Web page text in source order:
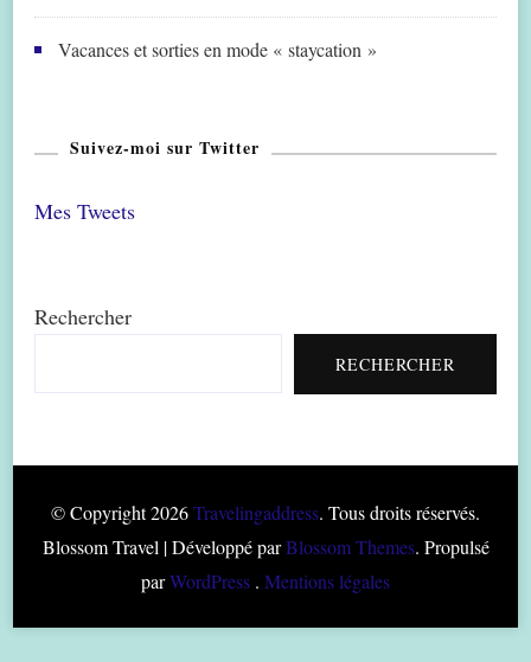
Vacances et sorties en mode « staycation »
Suivez-moi sur Twitter
Mes Tweets
Rechercher
RECHERCHER
© Copyright 2026Travelingaddress. Tous droits réservés.
Blossom Travel | Développé parBlossom Themes. Propulsé
parWordPress . Mentions légales